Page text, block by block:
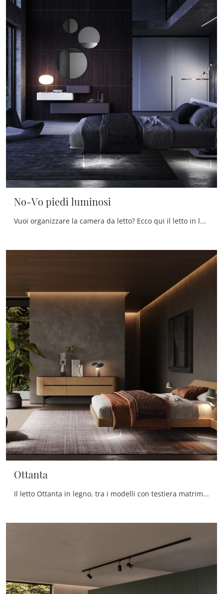
No-Vo piedi luminosi
Vuoi organizzare la camera da letto? Ecco qui il letto in laccato opaco No-Vo piedi luminosi di Voltan per spazi design.
Ottanta
Il letto Ottanta in legno, tra i modelli con testiera matrimoniali design di Voltan, è pensato per assicurarti il relax totale.